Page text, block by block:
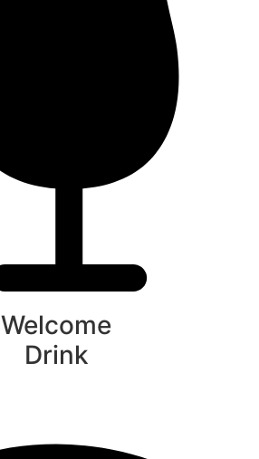
Welcome
Drink